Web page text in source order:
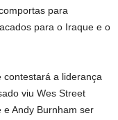
para
para o Iraque e o
a liderança
viu Wes Street
Andy Burnham ser